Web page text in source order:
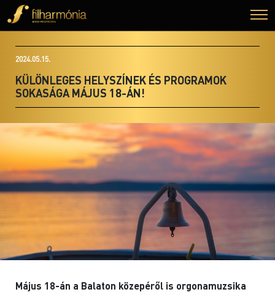
2024.05.15.
KÜLÖNLEGES HELYSZÍNEK ÉS PROGRAMOK
SOKASÁGA MÁJUS 18-ÁN!
Május 18-án a Balaton közepéről is orgonamuzsika